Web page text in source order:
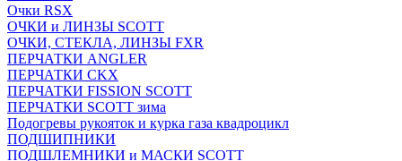
Очки RSX
ОЧКИ и ЛИНЗЫ SCOTT
ОЧКИ, СТЕКЛА, ЛИНЗЫ FXR
ПЕРЧАТКИ ANGLER
ПЕРЧАТКИ CKX
ПЕРЧАТКИ FISSION SCOTT
ПЕРЧАТКИ SCOTT зима
Подогревы рукояток и курка газа квадроцикл
ПОДШИПНИКИ
ПОДШЛЕМНИКИ и МАСКИ SCOTT